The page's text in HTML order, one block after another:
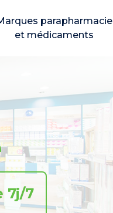
parapharmacie
et médicaments
7j/7